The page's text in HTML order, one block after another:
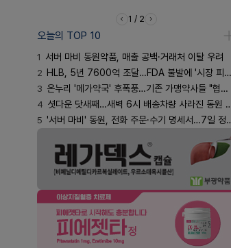
1 / 2
오늘의 TOP 10
1 서버 마비 동원약품, 매출 공백·거래처 이탈 우려
2 HLB, 5년 7600억 조달…FDA 불발에 '시장 피로감'
3 온누리 '메가약국' 후폭풍…기존 가맹약사들 "협의체 만들자"
4 셧다운 닷새째…새벽 6시 배송차량 사라진 동원 물류센터
5 '서버 마비' 동원, 전화 주문·수기 명세서…7일 정상화 되나